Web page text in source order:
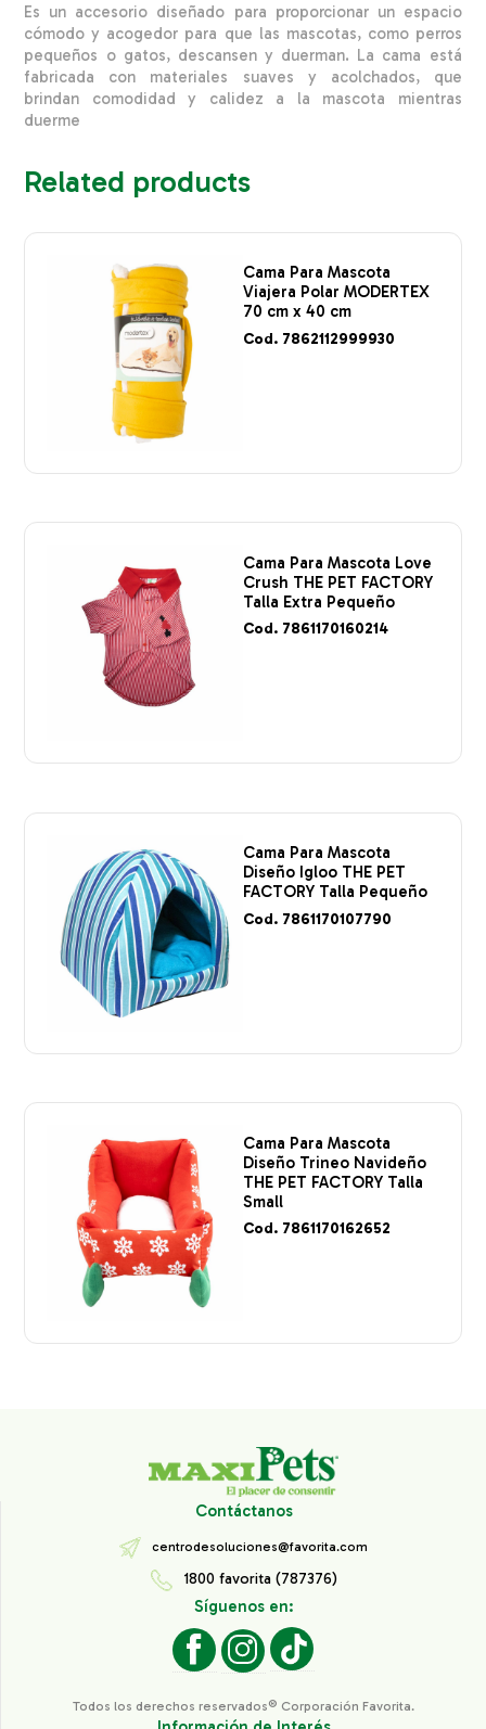
Es un accesorio diseñado para proporcionar un espacio
cómodo y acogedor para que las mascotas, como perros
pequeños o gatos, descansen y duerman. La cama está
fabricada con materiales suaves y acolchados, que
brindan comodidad y calidez a la mascota mientras
duerme
Related products
Cama Para Mascota
Viajera Polar MODERTEX
70 cm x 40 cm
Cod. 7862112999930
Cama Para Mascota Love
Crush THE PET FACTORY
Talla Extra Pequeño
Cod. 7861170160214
Cama Para Mascota
Diseño Igloo THE PET
FACTORY Talla Pequeño
Cod. 7861170107790
Cama Para Mascota
Diseño Trineo Navideño
THE PET FACTORY Talla
Small
Cod. 7861170162652
Contáctanos
centrodesoluciones@favorita.com
1800 favorita (787376)
Síguenos en:
Todos los derechos reservados® Corporación Favorita.